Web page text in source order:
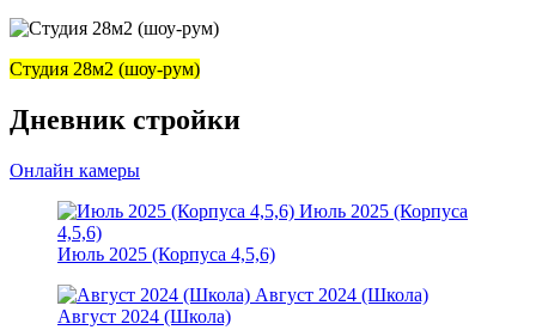
Студия 28м2 (шоу-рум)
Дневник стройки
Онлайн камеры
Июль 2025 (Корпуса
4,5,6)
Июль 2025 (Корпуса 4,5,6)
Август 2024 (Школа)
Август 2024 (Школа)